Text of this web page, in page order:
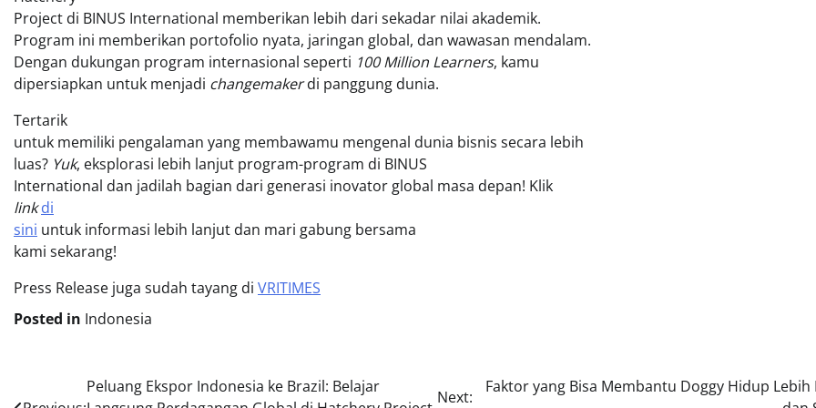
Project di BINUS International memberikan lebih dari sekadar nilai akademik.
Program ini memberikan portofolio nyata, jaringan global, dan wawasan mendalam.
Dengan dukungan program internasional seperti 100 Million Learners, kamu
dipersiapkan untuk menjadi changemakerdi panggung dunia.
Tertarik
untuk memiliki pengalaman yang membawamu mengenal dunia bisnis secara lebih
luas? Yuk, eksplorasi lebih lanjut program-program di BINUS
International dan jadilah bagian dari generasi inovator global masa depan! Klik
linkdi
sini untuk informasi lebih lanjut dan mari gabung bersama
kami sekarang!
Press Release juga sudah tayang di VRITIMES
Posted in Indonesia
Peluang Ekspor Indonesia ke Brazil: Belajar
Next:
Faktor yang Bisa Membantu Doggy Hidup Lebih